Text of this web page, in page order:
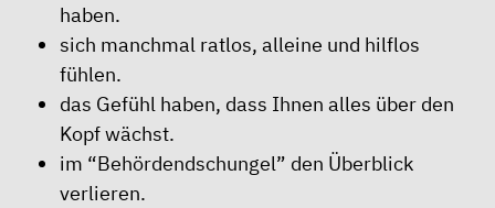
haben.
sich manchmal ratlos, alleine und hilflos
fühlen.
das Gefühl haben, dass Ihnen alles über den
Kopf wächst.
im “Behördendschungel” den Überblick
verlieren.